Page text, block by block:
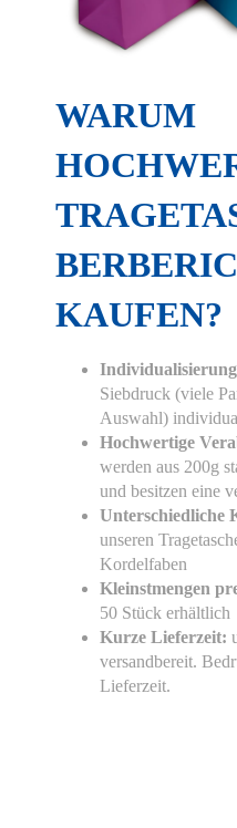
WARUM
KAUFEN?
Siebdruck (viele
Auswahl)
Hochwertige
werden aus 200g
und besitzen eine
Unterschiedliche
unseren
Kordelfaben
Kleinstmengen
50 Stück erhältlich
Kurze Lieferzeit:
versandbereit.
Lieferzeit.